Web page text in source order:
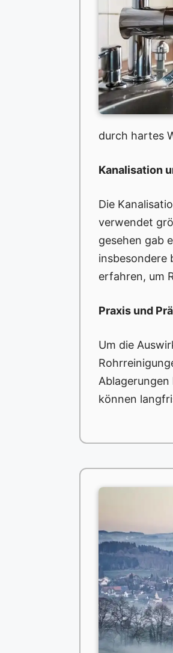
durch hartes
Kanalisation
Die
verwendet
gesehen gab
insbesondere
erfahren, um
Praxis und
Um die
können